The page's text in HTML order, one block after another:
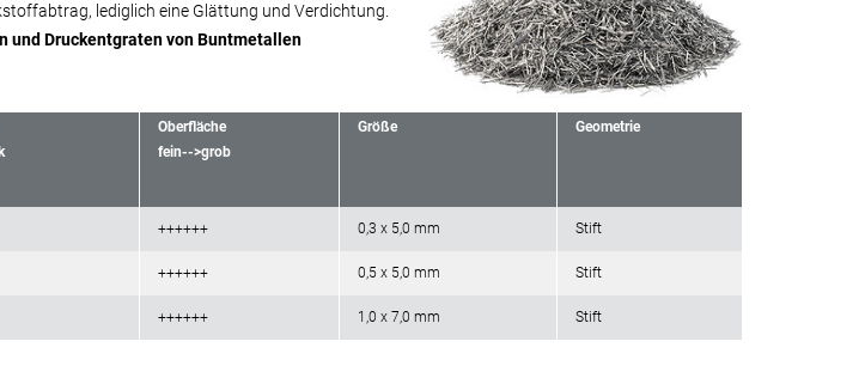
lediglich eine Glättung und Verdichtung.
und Druckentgraten von Buntmetallen
Oberfläche
fein-->grob
Größe Geometrie
++++++ 0,3 x 5,0 mm Stift
++++++ 0,5 x 5,0 mm Stift
++++++ 1,0 x 7,0 mm Stift